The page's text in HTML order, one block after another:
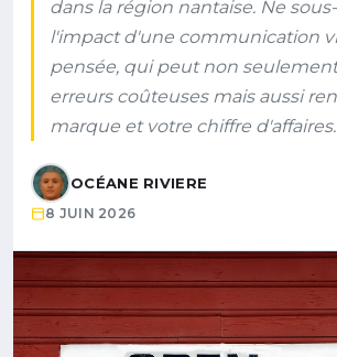
dans la région nantaise. Ne
l'impact d'une communication
pensée, qui peut non
erreurs coûteuses mais aussi
marque et votre chiffre d'affaires.
OCÉANE RIVIERE
8 JUIN 2026